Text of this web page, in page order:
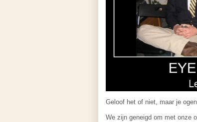
Geloof het of niet, maar je
We zijn geneigd om met onze